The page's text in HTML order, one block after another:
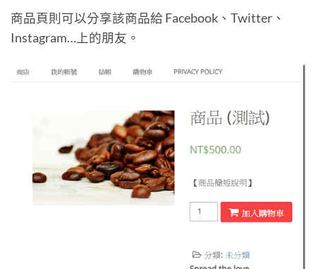
商品頁則可以分享該商品給 Facebook、Twitter、
Instagram…上的朋友。